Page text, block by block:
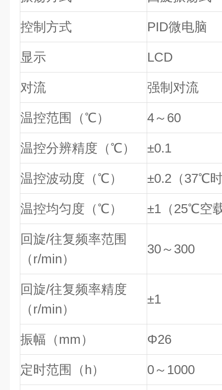
控制方式 PID微电脑
显示 LCD
对流 强制对流
温控范围（℃） 4～60
温控分辨精度（℃） ±0.1
温控波动度（℃） ±0.2（37℃
温控均匀度（℃） ±1（25℃空
回旋/往复频率范围
（r/min）
30～300
回旋/往复频率精度
（r/min）
±1
振幅（mm） Φ26
定时范围（h） 0～1000